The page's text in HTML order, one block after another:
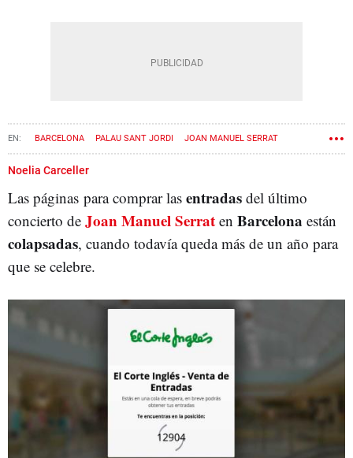
BARCELONA PALAU SANT JORDI JOAN MANUEL SERRAT
Noelia Carceller
Las páginas para comprar las entradas del último
concierto de Joan Manuel Serrat en Barcelona están
colapsadas, cuando todavía queda más de un año para
que se celebre.